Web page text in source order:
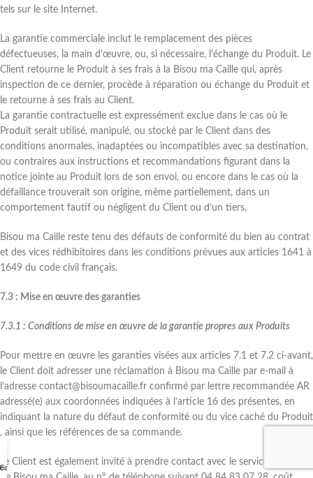
tels sur le site Internet.
La garantie commerciale inclut le remplacement des pièces
défectueuses, la main d’œuvre, ou, si nécessaire, l’échange du Produit. Le
Client retourne le Produit à ses frais à la Bisou ma Caille qui, après
inspection de ce dernier, procède à réparation ou échange du Produit et
le retourne à ses frais au Client.
La garantie contractuelle est expressément exclue dans le cas où le
Produit serait utilisé, manipulé, ou stocké par le Client dans des
conditions anormales, inadaptées ou incompatibles avec sa destination,
ou contraires aux instructions et recommandations figurant dans la
notice jointe au Produit lors de son envoi, ou encore dans le cas où la
défaillance trouverait son origine, même partiellement, dans un
comportement fautif ou négligent du Client ou d’un tiers.
Bisou ma Caille reste tenu des défauts de conformité du bien au contrat
et des vices rédhibitoires dans les conditions prévues aux articles 1641 à
1649 du code civil français.
7.3 : Mise en œuvre des garanties
7.3.1 : Conditions de mise en œuvre de la garantie propres aux Produits
Pour mettre en œuvre les garanties visées aux articles 7.1 et 7.2 ci-avant,
le Client doit adresser une réclamation à Bisou ma Caille par e-mail à
l’adresse contact@bisoumacaille.fr confirmé par lettre recommandée AR
adressé(e) aux coordonnées indiquées à l’article 16 des présentes, en
indiquant la nature du défaut de conformité ou du vice caché du Produit
, ainsi que les références de sa commande.
Le Client est également invité à prendre contact avec le service clientèle
en ligne